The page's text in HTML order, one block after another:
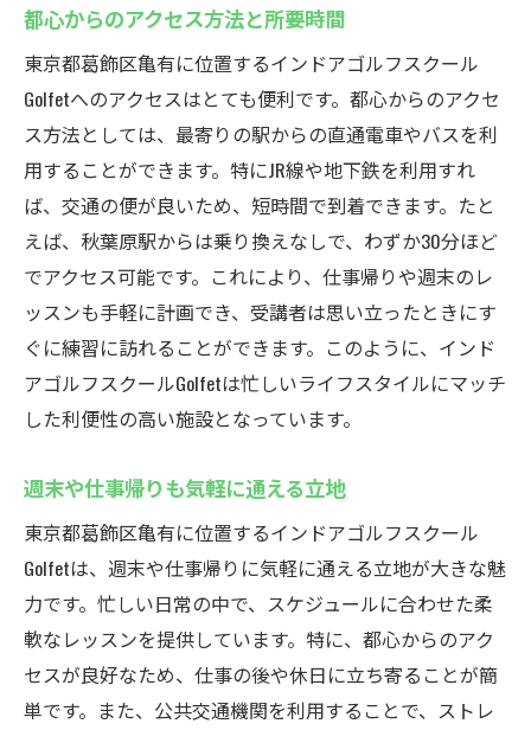
都心からのアクセス方法と所要時間
東京都葛飾区亀有に位置するインドアゴルフスクール
Golfetへのアクセスはとても便利です。都心からのアクセ
ス方法としては、最寄りの駅からの直通電車やバスを利
用することができます。特にJR線や地下鉄を利用すれ
ば、交通の便が良いため、短時間で到着できます。たと
えば、秋葉原駅からは乗り換えなしで、わずか30分ほど
でアクセス可能です。これにより、仕事帰りや週末のレ
ッスンも手軽に計画でき、受講者は思い立ったときにす
ぐに練習に訪れることができます。このように、インド
アゴルフスクールGolfetは忙しいライフスタイルにマッチ
した利便性の高い施設となっています。
週末や仕事帰りも気軽に通える立地
東京都葛飾区亀有に位置するインドアゴルフスクール
Golfetは、週末や仕事帰りに気軽に通える立地が大きな魅
力です。忙しい日常の中で、スケジュールに合わせた柔
軟なレッスンを提供しています。特に、都心からのアク
セスが良好なため、仕事の後や休日に立ち寄ることが簡
単です。また、公共交通機関を利用することで、ストレ